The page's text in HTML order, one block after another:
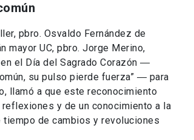
pbro. Osvaldo Fernández de
mayor UC, pbro. Jorge Merino,
el Día del Sagrado Corazón ―
su pulso pierde fuerza” ― para
llamó a que este reconocimiento
y de un conocimiento a la
de cambios y revoluciones